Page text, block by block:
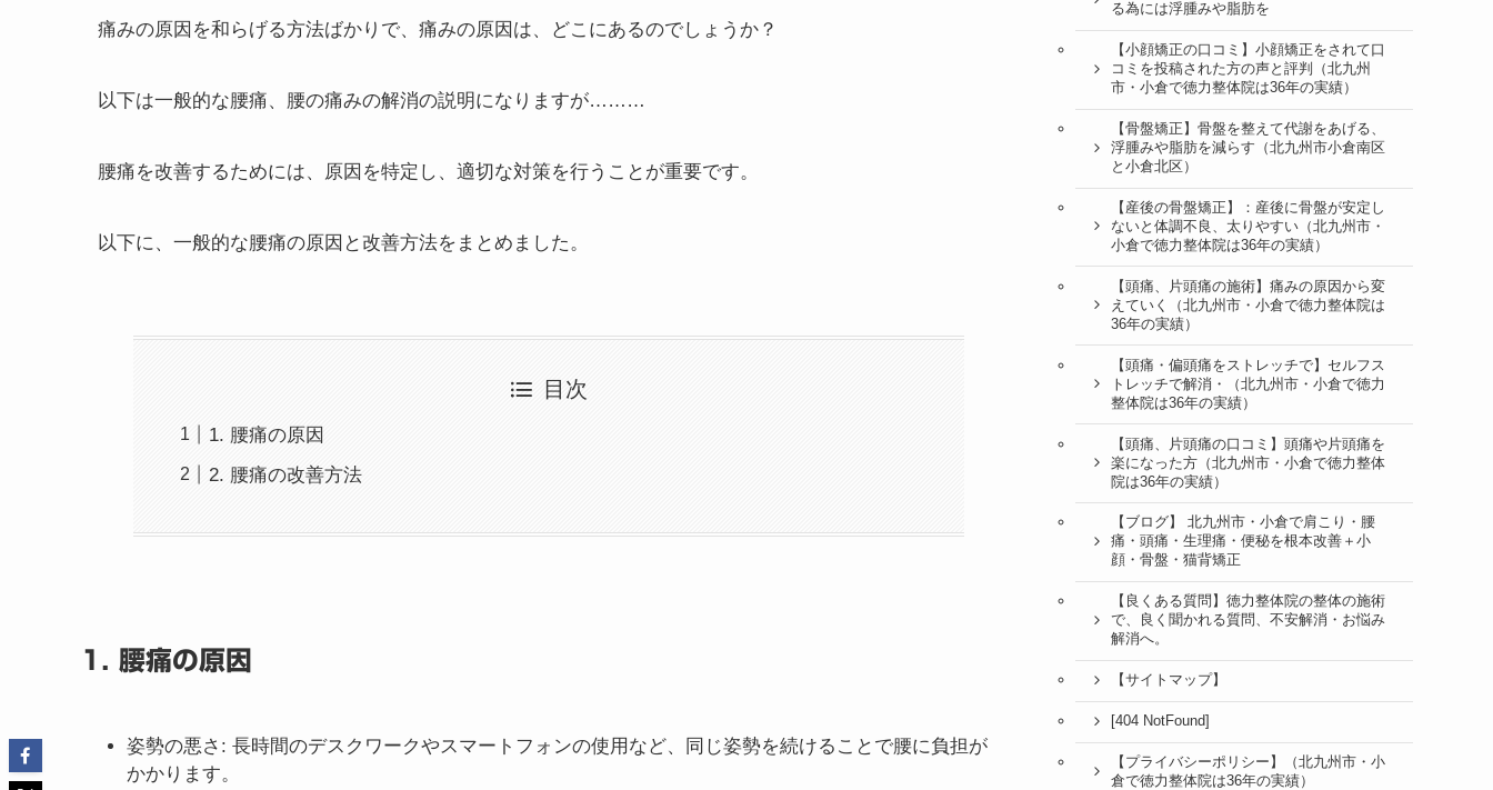
痛みの原因を和らげる方法ばかりで、痛みの原因は、どこにあるのでしょうか？
以下は一般的な腰痛、腰の痛みの解消の説明になりますが………
腰痛を改善するためには、原因を特定し、適切な対策を行うことが重要です。
以下に、一般的な腰痛の原因と改善方法をまとめました。
目次
1. 腰痛の原因
2. 腰痛の改善方法
1. 腰痛の原因
姿勢の悪さ: 長時間のデスクワークやスマートフォンの使用など、同じ姿勢を続けることで腰に負担が
かかります。
る為には浮腫みや脂肪を
【小顔矯正の口コミ】小顔矯正をされて口
コミを投稿された方の声と評判（北九州
市・小倉で徳力整体院は36年の実績）
【骨盤矯正】骨盤を整えて代謝をあげる、
浮腫みや脂肪を減らす（北九州市小倉南区
と小倉北区）
【産後の骨盤矯正】：産後に骨盤が安定し
ないと体調不良、太りやすい（北九州市・
小倉で徳力整体院は36年の実績）
【頭痛、片頭痛の施術】痛みの原因から変
えていく（北九州市・小倉で徳力整体院は
36年の実績）
【頭痛・偏頭痛をストレッチで】セルフス
トレッチで解消・（北九州市・小倉で徳力
整体院は36年の実績）
【頭痛、片頭痛の口コミ】頭痛や片頭痛を
楽になった方（北九州市・小倉で徳力整体
院は36年の実績）
【ブログ】 北九州市・小倉で肩こり・腰
痛・頭痛・生理痛・便秘を根本改善＋小
顔・骨盤・猫背矯正
【良くある質問】徳力整体院の整体の施術
で、良く聞かれる質問、不安解消・お悩み
解消へ。
【サイトマップ】
[404 NotFound]
【プライバシーポリシー】（北九州市・小
倉で徳力整体院は36年の実績）